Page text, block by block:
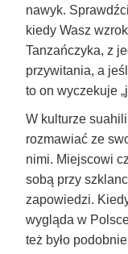
nawyk.
kiedy Wasz
Tanzańczyka, z
przywitania, a
to on wyczekuje
W kulturze
rozmawiać ze
nimi. Miejscowi
sobą przy
zapowiedzi.
wygląda w
też było